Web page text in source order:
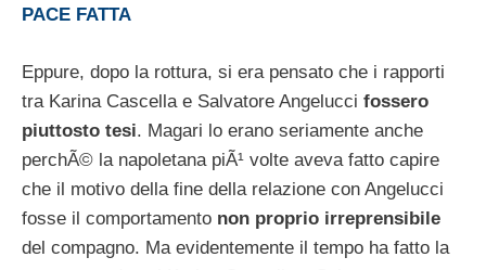
PACE FATTA
Eppure, dopo la rottura, si era pensato che i rapporti
tra Karina Cascella e Salvatore Angelucci fossero
piuttosto tesi. Magari lo erano seriamente anche
perchÃ© la napoletana piÃ¹ volte aveva fatto capire
che il motivo della fine della relazione con Angelucci
fosse il comportamento non proprio irreprensibile
del compagno. Ma evidentemente il tempo ha fatto la